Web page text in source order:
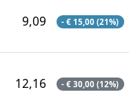
9,09 - € 15,00 (21%)
12,16 - € 30,00 (12%)